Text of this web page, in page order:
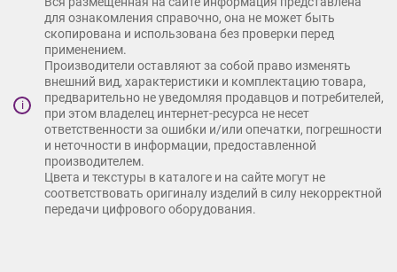
i
для ознакомления справочно, она не может быть
скопирована и использована без проверки перед
применением.
Производители оставляют за собой право изменять
внешний вид, характеристики и комплектацию товара,
предварительно не уведомляя продавцов и потребителей,
при этом владелец интернет-ресурса не несет
ответственности за ошибки и/или опечатки, погрешности
и неточности в информации, предоставленной
производителем.
Цвета и текстуры в каталоге и на сайте могут не
соответствовать оригиналу изделий в силу некорректной
передачи цифрового оборудования.